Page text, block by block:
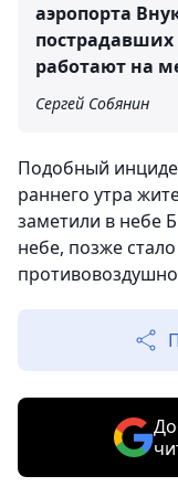
аэропорта
пострадавших
работают на
Сергей Собянин
Подобный
раннего утра
заметили в небе
небе, позже